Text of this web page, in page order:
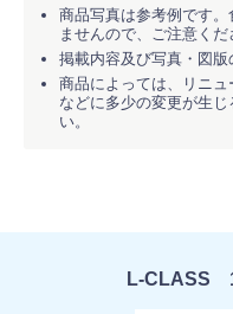
商品写真は参考例です
ませんので、ご注意くだ
掲載内容及び写真・図版
商品によっては、リニ
などに多少の変更が生
い。
L-CLASS